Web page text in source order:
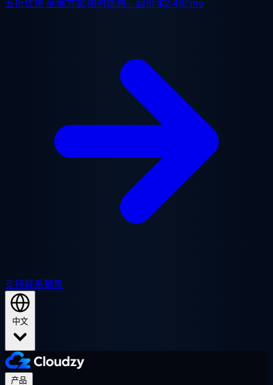
五折优惠 全部方案,限时优惠。起价$2.48/mo
支持联系销售
中文